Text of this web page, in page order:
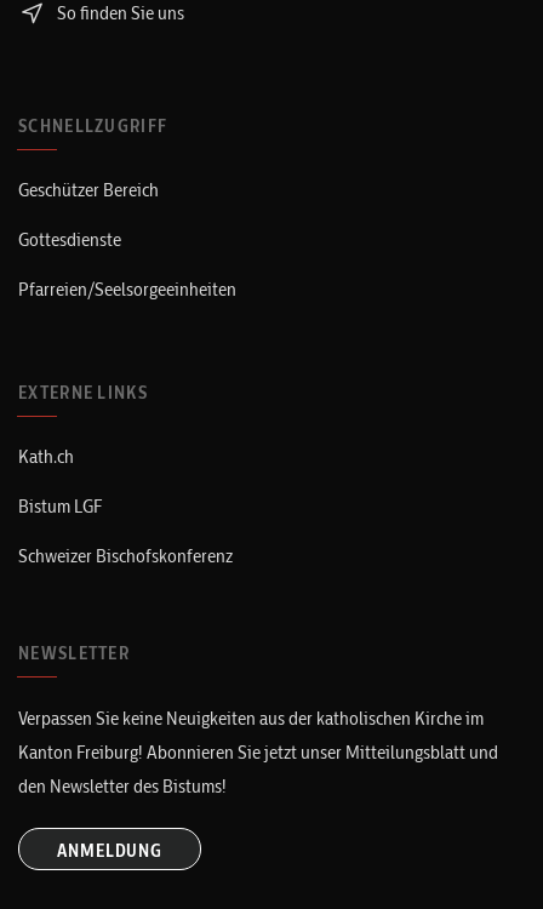
So finden Sie uns
SCHNELLZUGRIFF
Geschützer Bereich
Gottesdienste
Pfarreien/Seelsorgeeinheiten
EXTERNE LINKS
Kath.ch
Bistum LGF
Schweizer Bischofskonferenz
NEWSLETTER
Verpassen Sie keine Neuigkeiten aus der katholischen Kirche im
Kanton Freiburg! Abonnieren Sie jetzt unser Mitteilungsblatt und
den Newsletter des Bistums!
ANMELDUNG